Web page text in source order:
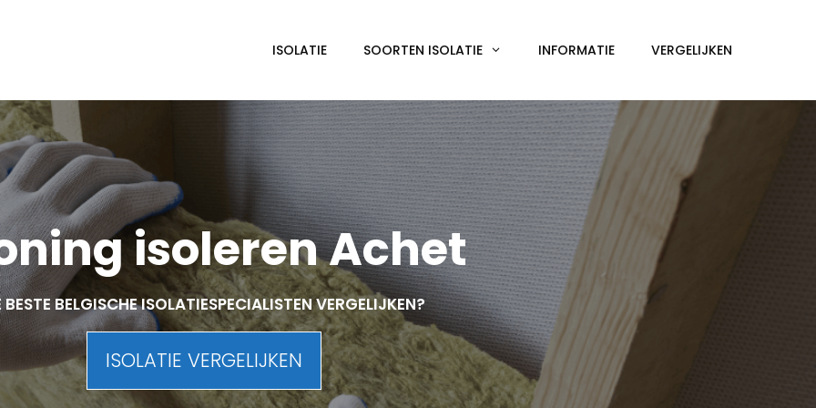
ISOLATIE SOORTEN ISOLATIE INFORMATIE VERGELIJKEN
isoleren Achet
BESTE BELGISCHE ISOLATIESPECIALISTEN VERGELIJKEN?
ISOLATIE VERGELIJKEN